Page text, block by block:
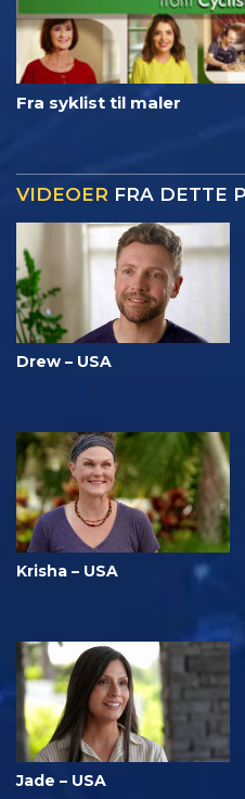
Fra syklist til maler
VIDEOER FRA DETTE
Drew – USA
Krisha – USA
Jade – USA